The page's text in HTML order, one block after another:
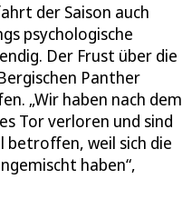
der Saison auch
psychologische
Der Frust über die
Panther
„Wir haben nach dem
Tor verloren und sind
betroffen, weil sich die
haben“,